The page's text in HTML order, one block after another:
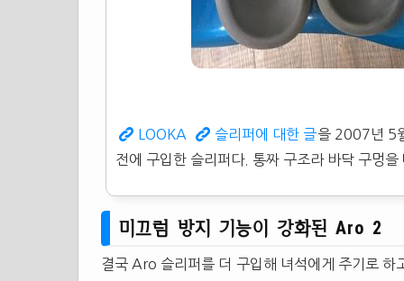
LOOKA 슬리퍼에 대한 글을 2007년 5
전에 구입한 슬리퍼 다. 통짜 구조라 바닥 구멍
미끄럼 방지 기능이 강화된 Aro 2
결국 Aro 슬리퍼 를 더 구입해 녀석에게 주기로 하